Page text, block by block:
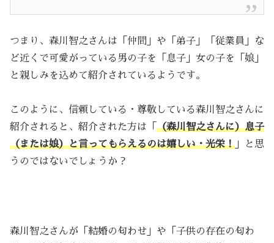
つまり、森川智之さんは「仲間」や「弟子」「従業員」な
ど近くで可愛がっている男の子を「息子」女の子を「娘」
と親しみを込めて紹介されているようです。
このように、信頼している・尊敬している森川智之さんに
紹介されると、紹介された方は「 （森川智之さんに）息子
（または娘）と言ってもらえるのは嬉しい・光栄！ 」と思
うのではないでしょうか？
森川智之さんが「結婚の匂わせ」や「子供の存在の匂わ